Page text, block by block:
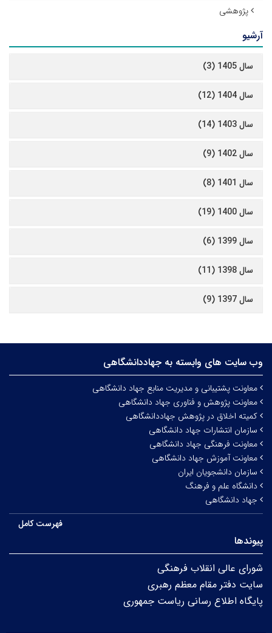
پژوهشی
آرشیو
سال 1405 (3)
سال 1404 (12)
سال 1403 (14)
سال 1402 (9)
سال 1401 (8)
سال 1400 (19)
سال 1399 (6)
سال 1398 (11)
سال 1397 (9)
وب سایت های وابسته به جهاددانشگاهی
معاونت پشتیبانی و مدیریت منابع جهاد دانشگاهی
معاونت پژوهش و فناوری جهاد دانشگاهی
کمیته اخلاق در پژوهش جهاددانشگاهی
سازمان انتشارات جهاد دانشگاهی
معاونت فرهنگی جهاد دانشگاهی
معاونت آموزش جهاد دانشگاهی
سازمان دانشجویان ایران
دانشگاه علم و فرهنگ
جهاد دانشگاهی
فهرست کامل
پیوندها
شورای عالی انقلاب فرهنگی
سایت دفتر مقام معظم رهبری
پایگاه اطلاع رسانی ریاست جمهوری